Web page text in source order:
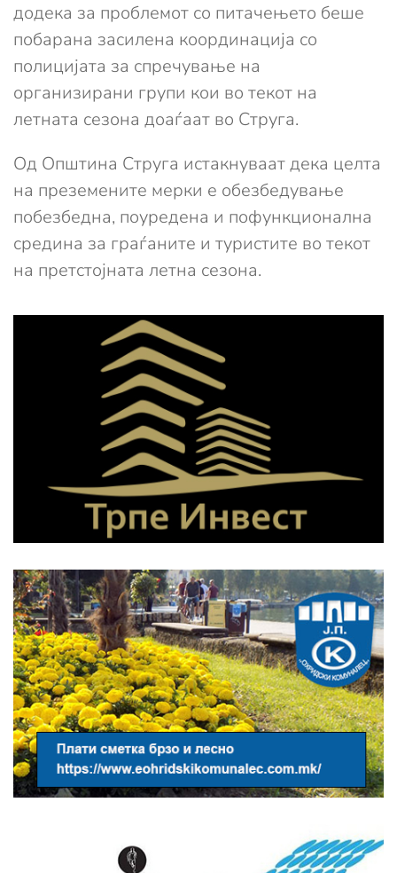
додека за проблемот со питачењето беше
побарана засилена координација со
полицијата за спречување на
организирани групи кои во текот на
летната сезона доаѓаат во Струга.
Од Општина Струга истакнуваат дека целта
на преземените мерки е обезбедување
побезбедна, поуредена и пофункционална
средина за граѓаните и туристите во текот
на претстојната летна сезона.